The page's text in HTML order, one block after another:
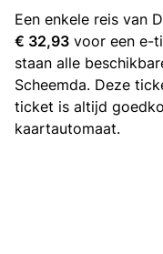
Een enkele reis van
€ 32,93 voor een e-
staan alle
Scheemda. Deze
ticket is altijd
kaartautomaat.